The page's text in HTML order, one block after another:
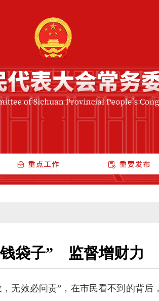
袋子” 监督增财力
无效必问责”，在市民看不到的背